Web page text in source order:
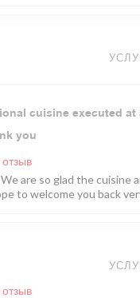
cuisine executed
you
отзыв
are so glad the
to welcome you back
отзыв